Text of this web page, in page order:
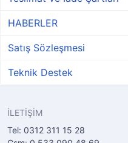
HABERLER
Satış Sözleşmesi
Teknik Destek
İLETİŞİM
Tel: 0312 311 15 28